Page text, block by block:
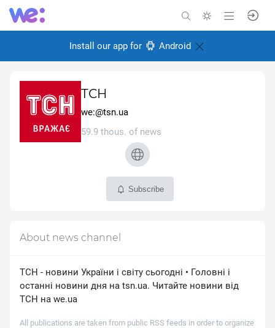
Install our app for Android
ТСН
we:@tsn.ua
59.9 thous. of news
Subscribe
About news channel
ТСН - новини України і світу сьогодні • Головні і
останні новини дня на tsn.ua. Читайте новини від
ТСН на we.ua
All publications are taken from public RSS feeds in order to organize